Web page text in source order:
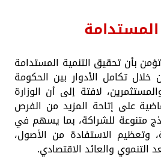
بأن تحقيق التنمية المستدامة
تكامل الأدوار بين الحكومة
لافتة إلى أن الوزارة
على إتاحة المزيد من الفرص
متنوعة للشراكة، بما يسهم في
وتعظيم الاستفادة من الأصول،
التنموي والعائد الاقتصادي.